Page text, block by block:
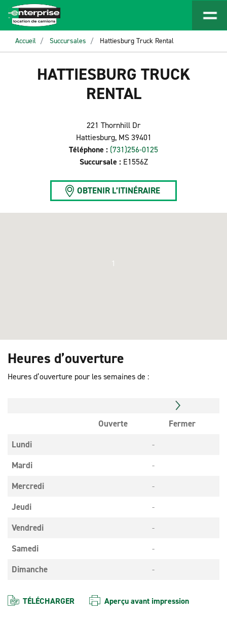
Accueil Succursales Hattiesburg Truck Rental
HATTIESBURG TRUCK
RENTAL
221 Thornhill Dr
Hattiesburg, MS 39401
Téléphone : (731)256-0125
Succursale : E1556Z
OBTENIR L’ITINÉRAIRE
1
Heures d’ouverture
Heures d’ouverture pour les semaines de :
Ouverte
Fermer
Lundi
-
Mardi
-
Mercredi
-
Jeudi
-
Vendredi
-
Samedi
-
Dimanche
-
TÉLÉCHARGER Aperçu avant impression